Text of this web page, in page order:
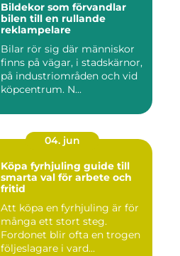
Bildekor som förvandlar
bilen till en rullande
reklampelare
Bilar rör sig där människor
finns på vägar, i stadskärnor,
på industriområden och vid
köpcentrum. N...
04. jun
Köpa fyrhjuling guide till
smarta val för arbete och
fritid
Att köpa en fyrhjuling är för
många ett stort steg.
Fordonet blir ofta en trogen
följeslagare i vard...